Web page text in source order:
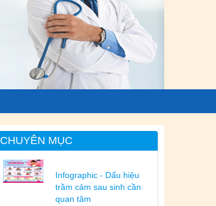
CHUYÊN MỤC
Infographic - Dấu hiệu
trầm cảm sau sinh cần
quan tâm